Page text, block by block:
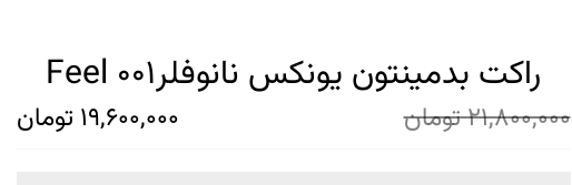
راکت بدمینتون یونکس نانوفلر001 Feel
21,800,000تومان 19,600,000 تومان